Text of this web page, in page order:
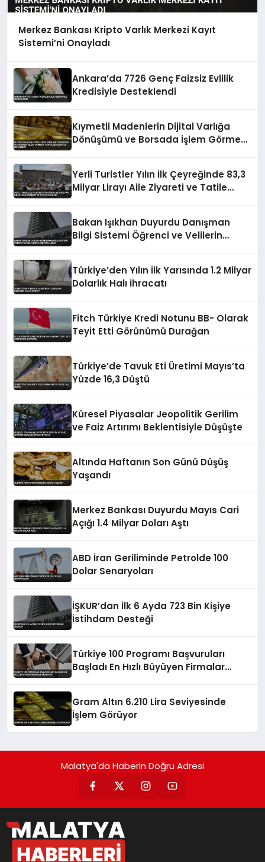
Merkez Bankası Kripto Varlık Merkezi Kayıt
Sistemi’ni Onayladı
Ankara’da 7726 Genç Faizsiz Evlilik
Kredisiyle Desteklendi
Kıymetli Madenlerin Dijital Varlığa
Dönüşümü ve Borsada İşlem Görmesi
Yerli Turistler Yılın İlk Çeyreğinde 83,3
Milyar Lirayı Aile Ziyareti ve Tatile
Bakan Işıkhan Duyurdu Danışman
Bilgi Sistemi Öğrenci ve Velilerin
Türkiye’den Yılın İlk Yarısında 1.2 Milyar
Dolarlık Halı İhracatı
Fitch Türkiye Kredi Notunu BB- Olarak
Teyit Etti Görünümü Durağan
Türkiye’de Tavuk Eti Üretimi Mayıs’ta
Yüzde 16,3 Düştü
Küresel Piyasalar Jeopolitik Gerilim
ve Faiz Artırımı Beklentisiyle Düşüşte
Altında Haftanın Son Günü Düşüş
Yaşandı
Merkez Bankası Duyurdu Mayıs Cari
Açığı 1.4 Milyar Doları Aştı
ABD İran Geriliminde Petrolde 100
Dolar Senaryoları
İŞKUR’dan İlk 6 Ayda 723 Bin Kişiye
İstihdam Desteği
Türkiye 100 Programı Başvuruları
Başladı En Hızlı Büyüyen Firmalar
Gram Altın 6.210 Lira Seviyesinde
İşlem Görüyor
Malatya'da Haberin Doğru Adresi